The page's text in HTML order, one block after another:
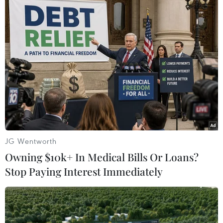
Theo dõi VietnamPlus
TIN LIÊN QUAN
JG Wentworth
Owning $10k+ In Medical Bills Or Loans?
Stop Paying Interest Immediately